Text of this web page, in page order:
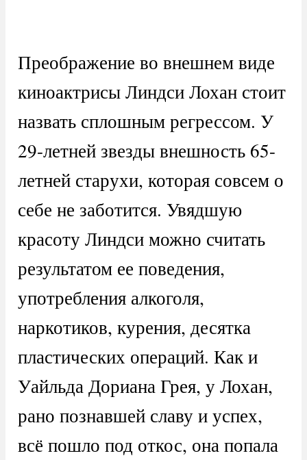
Преображение во внешнем виде
киноактрисы Линдси Лохан стоит
назвать сплошным регрессом. У
29-летней звезды внешность 65-
летней старухи, которая совсем о
себе не заботится. Увядшую
красоту Линдси можно считать
результатом ее поведения,
употребления алкоголя,
наркотиков, курения, десятка
пластических операций. Как и
Уайльда Дориана Грея, у Лохан,
рано познавшей славу и успех,
всё пошло под откос, она попала